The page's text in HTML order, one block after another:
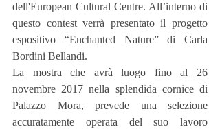
dell'European Cultural Centre. All’interno di
questo contest verrà presentato il progetto
espositivo “Enchanted Nature” di Carla
Bordini Bellandi.
La mostra che avrà luogo fino al 26
novembre 2017 nella splendida cornice di
Palazzo Mora, prevede una selezione
accuratamente operata del suo lavoro